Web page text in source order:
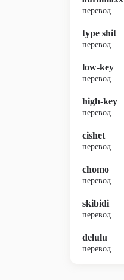
перевод
type shit
перевод
low-key
перевод
high-key
перевод
cishet
перевод
chomo
перевод
skibidi
перевод
delulu
перевод